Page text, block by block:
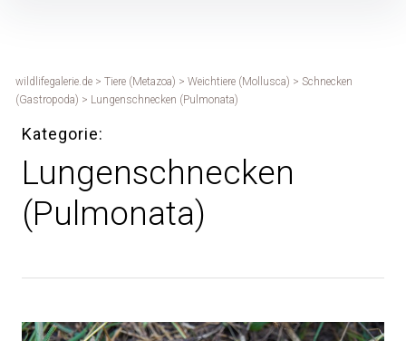
wildlifegalerie.de > Tiere (Metazoa) > Weichtiere (Mollusca) > Schnecken
(Gastropoda) > Lungenschnecken (Pulmonata)
Kategorie
Lungenschnecken
(Pulmonata)